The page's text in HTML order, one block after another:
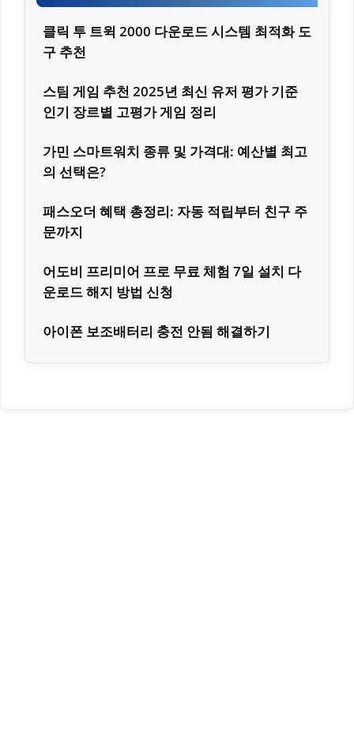
클릭 투 트윅 2000 다운로드 시스템 최적화 도
구 추천
스팀 게임 추천 2025년 최신 유저 평가 기준
인기 장르별 고평가 게임 정리
가민 스마트워치 종류 및 가격대: 예산별 최고
의 선택은?
패스오더 혜택 총정리: 자동 적립부터 친구 주
문까지
어도비 프리미어 프로 무료 체험 7일 설치 다
운로드 해지 방법 신청
아이폰 보조배터리 충전 안됨 해결하기